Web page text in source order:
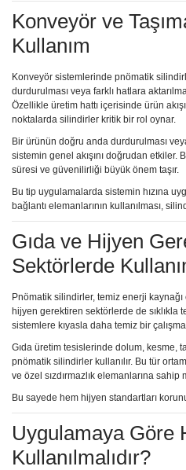
Konveyör ve
Kullanım
Konveyör sistemlerinde pnömatik
durdurulması veya farklı hatlara
Özellikle üretim hattı içerisinde ürün
noktalarda silindirler kritik bir rol oynar.
Bir ürünün doğru anda durdurulması
sistemin genel akışını doğrudan
süresi ve güvenilirliği büyük önem taşır.
Bu tip uygulamalarda sistemin hızına
bağlantı elemanlarının kullanılması,
Gıda ve Hijyen
Sektörlerde
Pnömatik silindirler, temiz enerji kaynağı
hijyen gerektiren sektörlerde de sıklıkla
sistemlere kıyasla daha temiz bir
Gıda üretim tesislerinde dolum, kesme,
pnömatik silindirler kullanılır. Bu tür
ve özel sızdırmazlık elemanlarına
Bu sayede hem hijyen standartları
Uygulamaya Göre
Kullanılmalıdır?